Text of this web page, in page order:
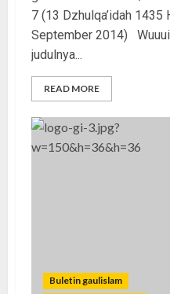
7 (13 Dzhulqa’idah 1435
September 2014)
judulnya...
READ MORE
Buletin gaulislam